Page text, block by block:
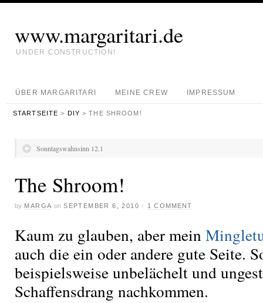
www.margaritari.de
UNDER CONSTRUCTION!
ÜBER MARGARITARI MEINE CREW IMPRESSUM
STARTSEITE > DIY > THE SHROOM!
Sonntagswahnsinn 12.1
The Shroom!
by MARGA on SEPTEMBER 6, 2010 · 1 COMMENT
Kaum zu glauben, aber mein
auch die ein oder andere gute Seite.
beispielsweise unbelächelt und
Schaffensdrang nachkommen.